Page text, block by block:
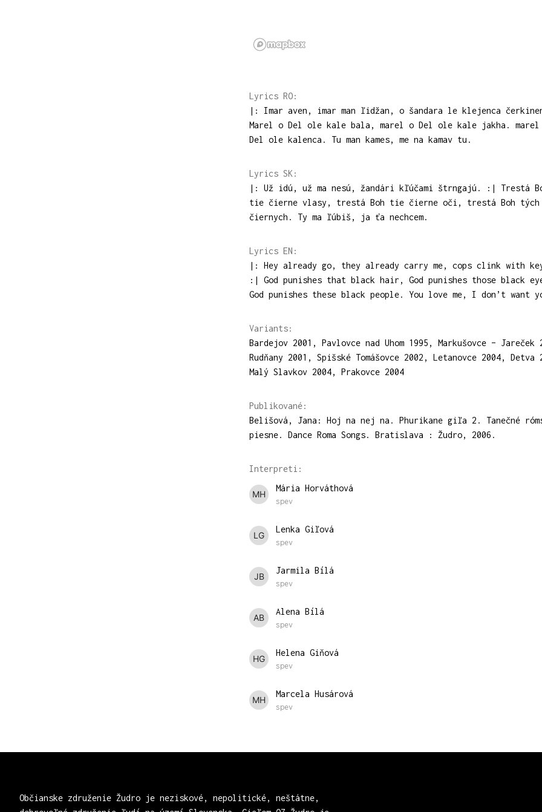
Lyrics RO:
|: Imar aven, imar man ľidžan, o šandara le klejenca
Marel o Del ole kale bala, marel o Del ole kale jakha. marel
Del ole kalenca. Tu man kames, me na kamav tu.
Lyrics SK:
|: Už idú, už ma nesú, žandári kľúčami štrngajú. :| Trestá
tie čierne vlasy, trestá Boh tie čierne oči, trestá Boh tých
čiernych. Ty ma ľúbiš, ja ťa nechcem.
Lyrics EN:
|: Hey already go, they already carry me, cops clink with
:| God punishes that black hair, God punishes those black
God punishes these black people. You love me, I don’t want
Variants:
Bardejov 2001, Pavlovce nad Uhom 1995, Markušovce – Jareček
Rudňany 2001, Spišské Tomášovce 2002, Letanovce 2004, Detva
Malý Slavkov 2004, Prakovce 2004
Publikované:
Belišová, Jana: Hoj na nej na. Phurikane giľa 2. Tanečné
piesne. Dance Roma Songs. Bratislava : Žudro, 2006.
Interpreti:
Mária Horváthová
spev
Lenka Giľová
spev
Jarmila Bílá
spev
Alena Bílá
spev
Helena Giňová
spev
Marcela Husárová
spev
Občianske združenie Žudro je neziskové, nepolitické, neštátne,